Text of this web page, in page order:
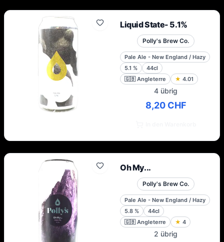
Zugang zu ihren Produkten haben.
Liquid State- 5.1%
Polly's Brew Co.
Pale Ale - New England / Hazy
5.1 %
44cl
🇬🇧 Angleterre ★ 4.01
4 übrig
8,20 CHF
Oh My...
Polly's Brew Co.
Pale Ale - New England / Hazy
5.8 %
44cl
🇬🇧 Angleterre ★ 4
2 übrig